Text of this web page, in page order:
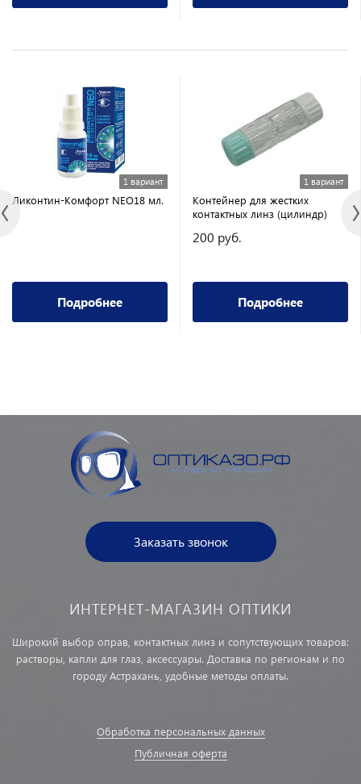
1 вариант
Ликонтин-Комфорт NEO18 мл.
Подробнее
1 вариант
Контейнер для жестких
контактных линз (цилиндр)
200 руб.
Подробнее
Заказать звонок
ИНТЕРНЕТ-МАГАЗИН ОПТИКИ
Широкий выбор оправ, контактных линз и сопутствующих товаров:
растворы, капли для глаз, аксессуары. Доставка по регионам и по
городу Астрахань, удобные методы оплаты.
Обработка персональных данных
Публичная оферта